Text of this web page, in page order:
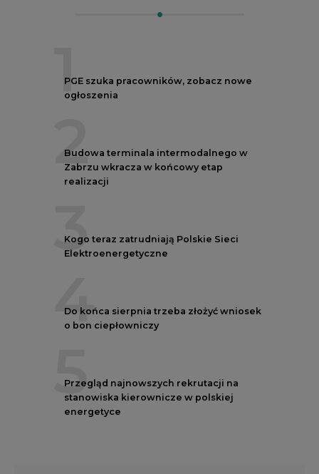
1
PGE szuka pracowników, zobacz nowe
ogłoszenia
2
Budowa terminala intermodalnego w
Zabrzu wkracza w końcowy etap
realizacji
3
Kogo teraz zatrudniają Polskie Sieci
Elektroenergetyczne
4
Do końca sierpnia trzeba złożyć wniosek
o bon ciepłowniczy
5
Przegląd najnowszych rekrutacji na
stanowiska kierownicze w polskiej
energetyce